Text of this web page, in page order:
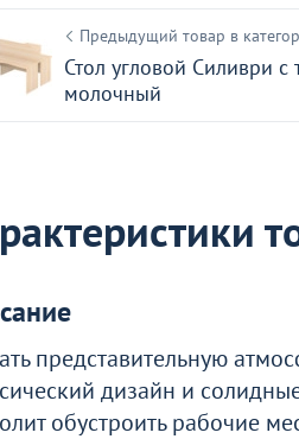
Предыдущий товар в
Стол угловой Силиври
молочный
представительную
дизайн и
обустроить рабочие
на стулья ХИТ
Перейдите, чтобы